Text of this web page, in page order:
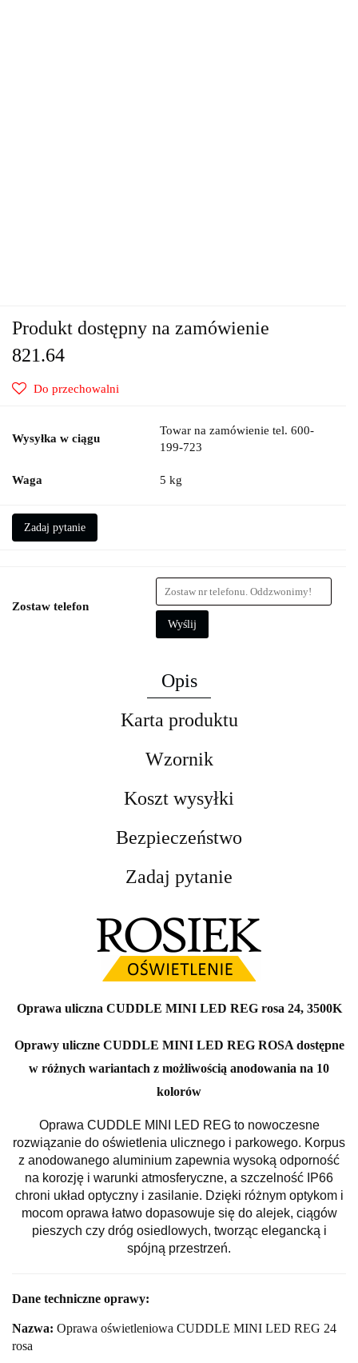
Produkt dostępny na zamówienie
821.64
Do przechowalni
Wysyłka w ciągu
Towar na zamówienie tel. 600-
199-723
Waga 5 kg
Zadaj pytanie
Zostaw telefon
Wyślij
Opis
Karta produktu
Wzornik
Koszt wysyłki
Bezpieczeństwo
Zadaj pytanie
Oprawa uliczna CUDDLE MINI LED REG rosa 24, 3500K
Oprawy uliczne CUDDLE MINI LED REG ROSA dostępne
w różnych wariantach z możliwością anodowania na 10
kolorów
Oprawa CUDDLE MINI LED REG to nowoczesne
rozwiązanie do oświetlenia ulicznego i parkowego. Korpus
z anodowanego aluminium zapewnia wysoką odporność
na korozję i warunki atmosferyczne, a szczelność IP66
chroni układ optyczny i zasilanie. Dzięki różnym optykom i
mocom oprawa łatwo dopasowuje się do alejek, ciągów
pieszych czy dróg osiedlowych, tworząc elegancką i
spójną przestrzeń.
Dane techniczne oprawy:
Nazwa: Oprawa oświetleniowa CUDDLE MINI LED REG 24
rosa